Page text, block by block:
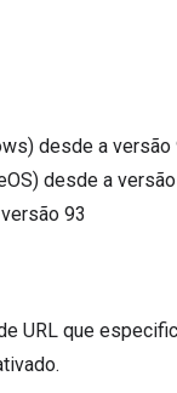
desde a versão
desde a
93
URL que